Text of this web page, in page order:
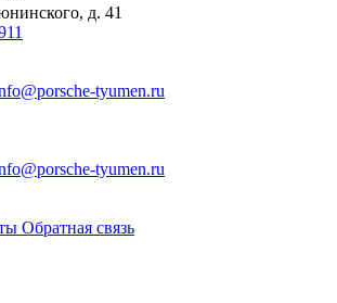
д. 41
tyumen.ru
tyumen.ru
Обратная связь